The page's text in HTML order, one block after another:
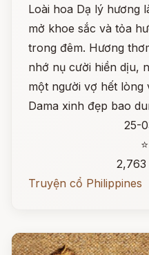
Loài hoa Dạ lý hương
mở khoe sắc và tỏa
trong đêm. Hương
nhớ nụ cười hiền dịu,
một người vợ hết lòng
Dama xinh đẹp bao
25-
Truyện cổ Philippines